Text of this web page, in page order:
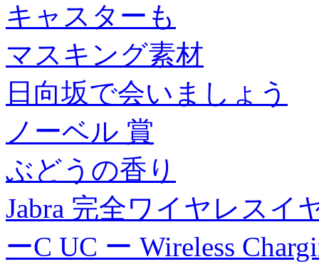
キャスターも
マスキング素材
日向坂で会いましょう
ノーベル 賞
ぶどうの香り
Jabra 完全ワイヤレスイ
ーC UC ー Wireless